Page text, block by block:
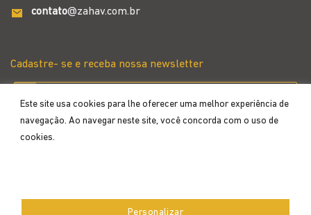
Este site usa cookies para lhe oferecer uma melhor experiência de
navegação. Ao navegar neste site, você concorda com o uso de
cookies.
Personalizar
contato@zahav.com.br
Cadastre- se e receba nossa newsletter